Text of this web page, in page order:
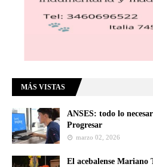
MÁS VISTAS
ANSES: todo lo
Progresar
marzo 02, 2026
El acebalense Mariano